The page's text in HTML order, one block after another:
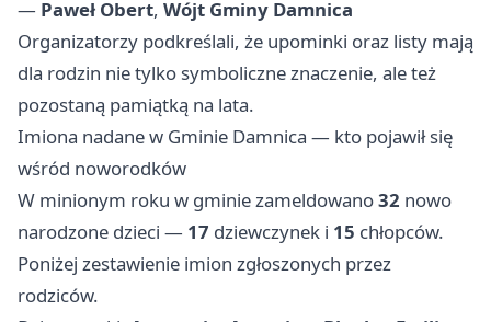
— Paweł Obert, Wójt Gminy Damnica
Organizatorzy podkreślali, że upominki oraz listy mają
dla rodzin nie tylko symboliczne znaczenie, ale też
pozostaną pamiątką na lata.
Imiona nadane w Gminie Damnica — kto pojawił się
wśród noworodków
W minionym roku w gminie zameldowano32 nowo
narodzone dzieci — 17 dziewczynek i 15 chłopców.
Poniżej zestawienie imion zgłoszonych przez
rodziców.